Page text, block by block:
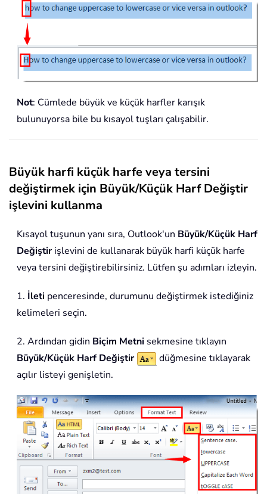
Not: Cümlede büyük ve küçük harfler karışık
bulunuyorsa bile bu kısayol tuşları çalışabilir.
Büyük harfi küçük harfe veya tersini
değiştirmek için Büyük/Küçük Harf Değiştir
işlevini kullanma
Kısayol tuşunun yanı sıra, Outlook'un Büyük/Küçük Harf
Değiştirişlevini de kullanarak büyük harfi küçük harfe
veya tersini değiştirebilirsiniz. Lütfen şu adımları izleyin.
1. İleti penceresinde, durumunu değiştirmek istediğiniz
kelimeleri seçin.
2. Ardından gidin Biçim Metni sekmesine tıklayın
Büyük/Küçük Harf Değiştir
düğmesine tıklayarak
açılır listeyi genişletin.